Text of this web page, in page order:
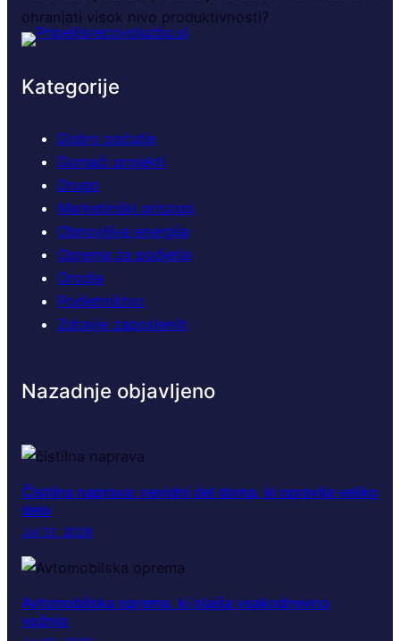
ohranjati visok nivo produktivnosti?
Kategorije
Dobro počutje
Domači projekti
Drugo
Marketinški pristopi
Obnovljiva energija
Oprema za podjetja
Orodja
Podjetništvo
Zdravje zaposlenih
Nazadnje objavljeno
Čistilna naprava: nevidni del doma, ki opravlja veliko
delo
Jul 31, 2026
Avtomobilska oprema, ki olajša vsakodnevno
vožnjo